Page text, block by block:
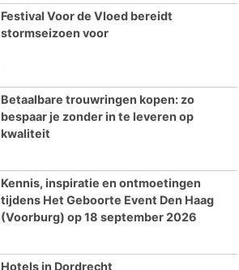
Festival Voor de Vloed bereidt
stormseizoen voor
Betaalbare trouwringen kopen: zo
bespaar je zonder in te leveren op
kwaliteit
Kennis, inspiratie en ontmoetingen
tijdens Het Geboorte Event Den Haag
(Voorburg) op 18 september 2026
Hotels in Dordrecht